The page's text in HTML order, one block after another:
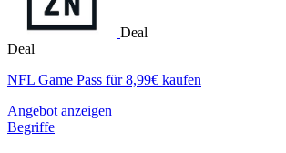
Deal
Deal
NFL Game Pass für 8,99€ kaufen
Angebot anzeigen
Begriffe